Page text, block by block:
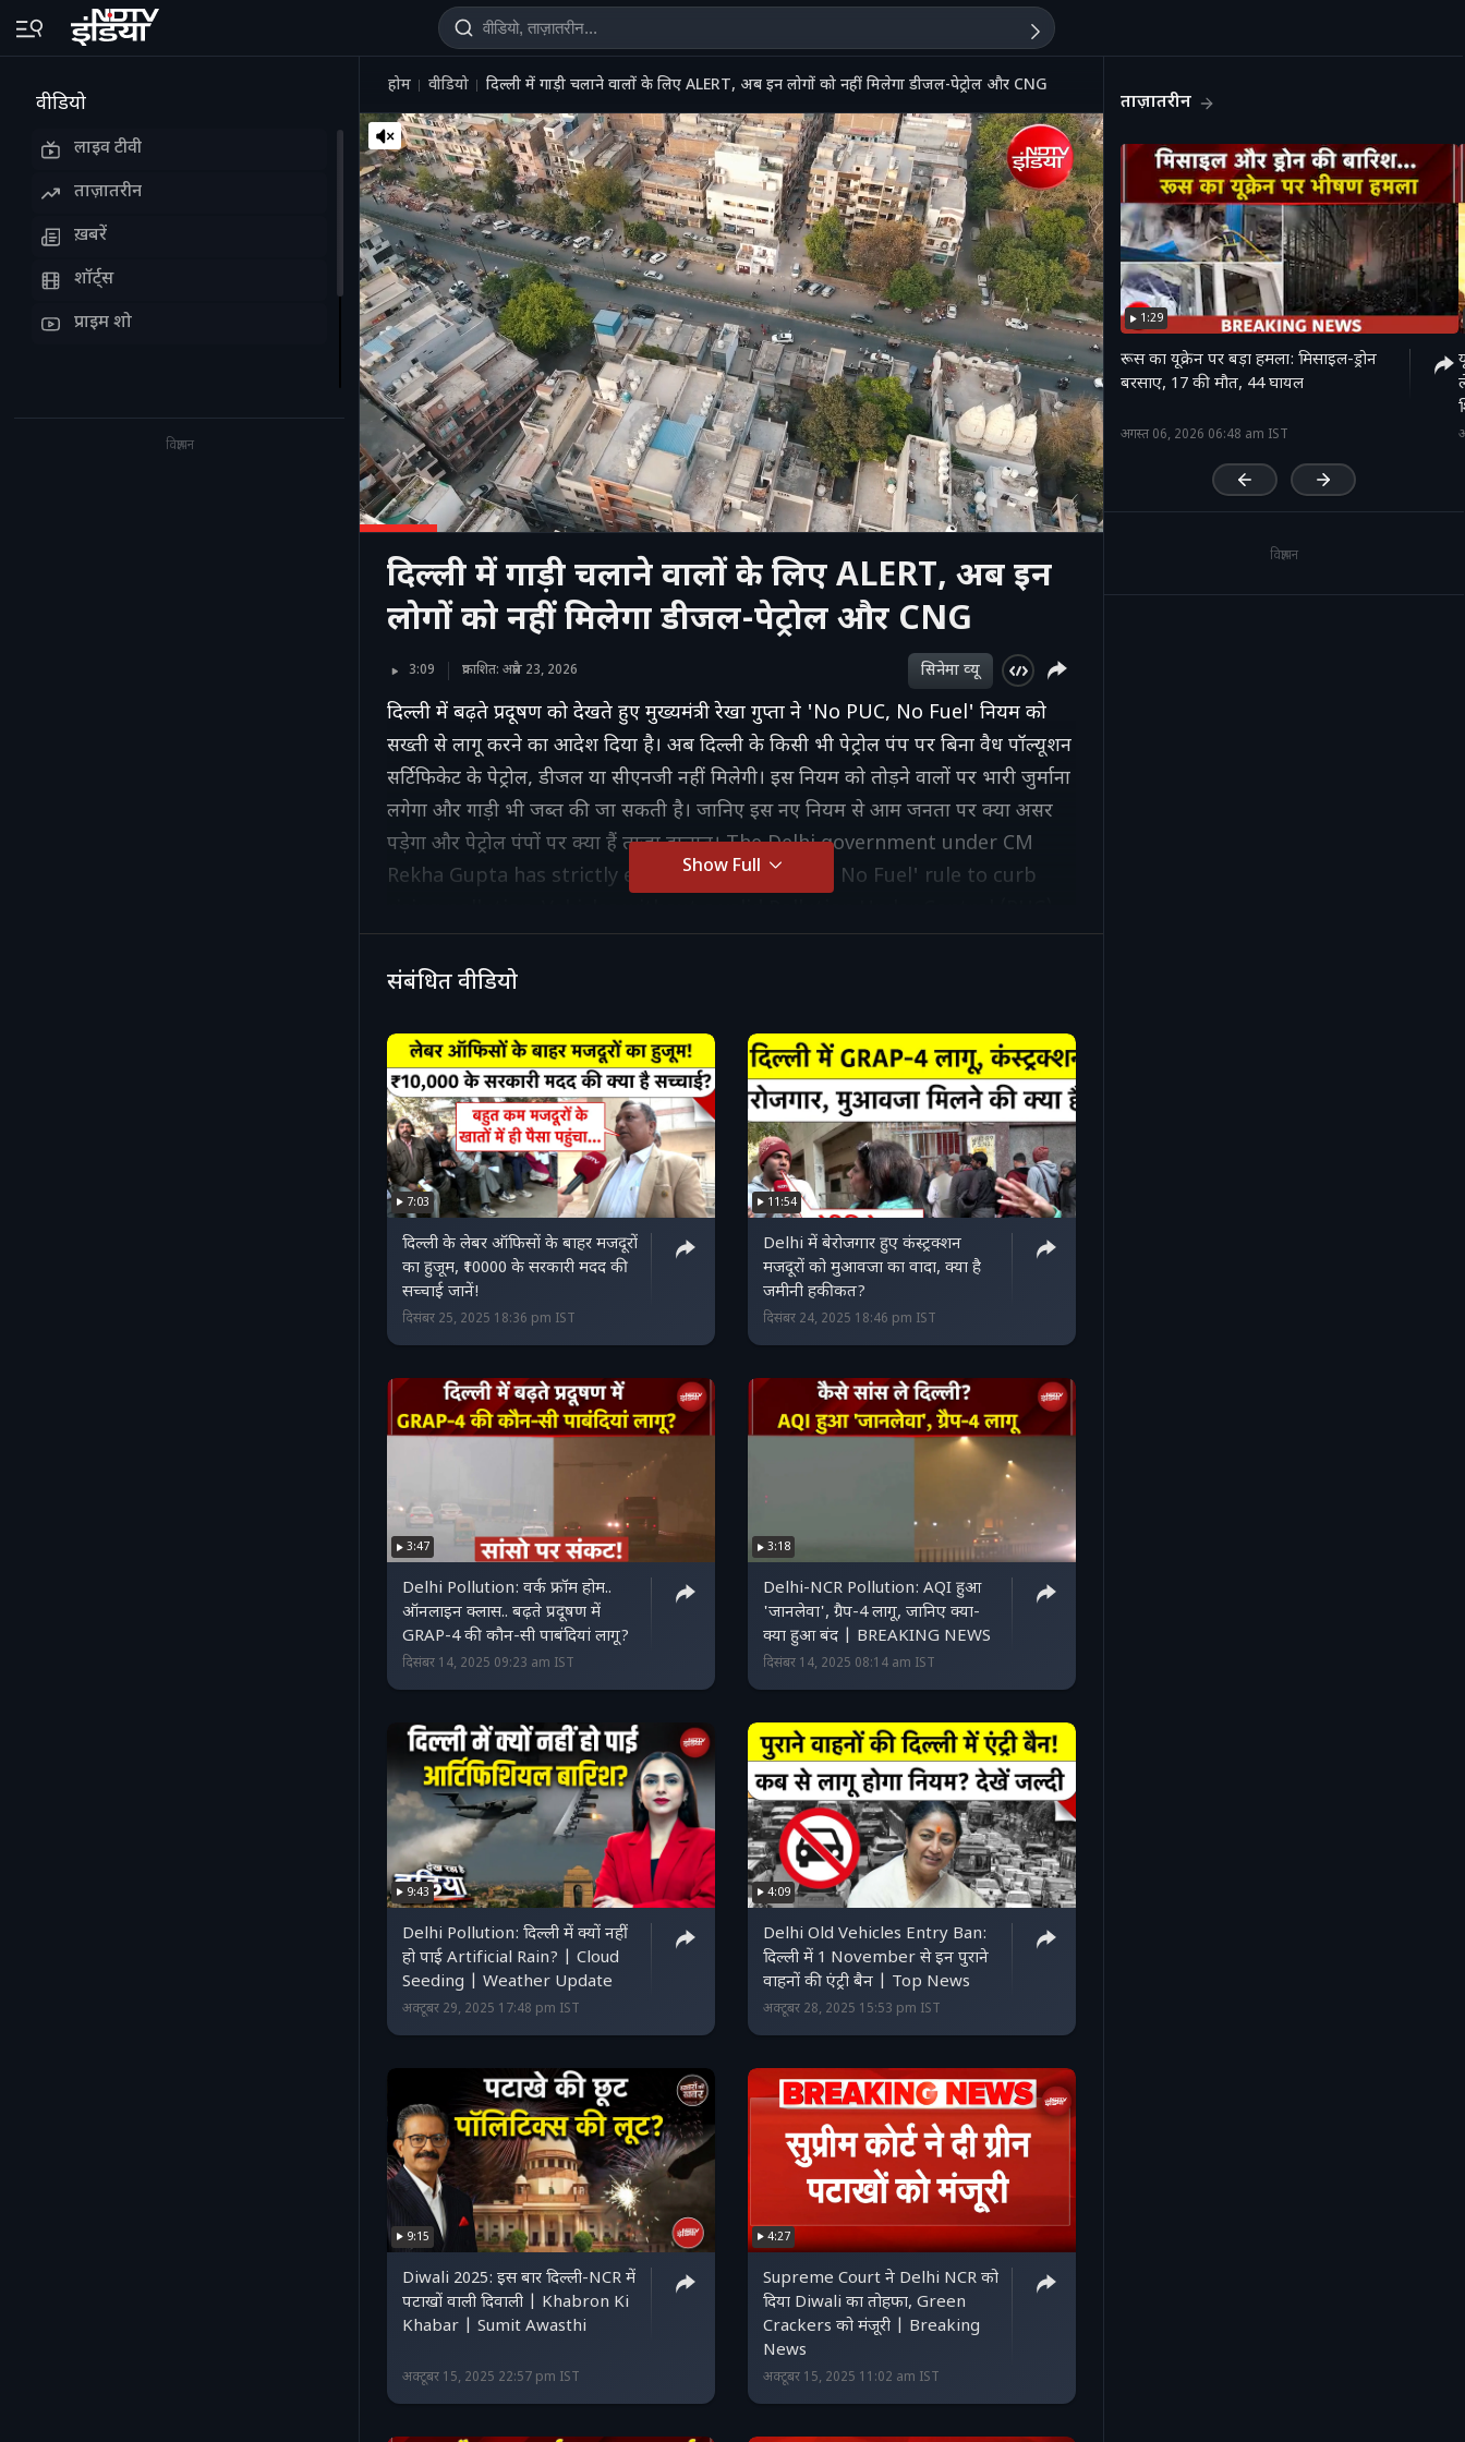
वीडियो
लाइव टीवी
ताज़ातरीन
ख़बरें
शॉर्ट्स
प्राइम शो
विज्ञापन
होम वीडियो दिल्ली में गाड़ी चलाने वालों के लिए ALERT, अब इन लोगों को नहीं मिलेगा डीजल-पेट्रोल और CNG
'
दिल्ली में गाड़ी चलाने वालों के लिए ALERT, अब इन
लोगों को नहीं मिलेगा डीजल-पेट्रोल और CNG
3:09 प्रकाशित: अप्रैल 23, 2026 सिनेमा व्‍यू
दिल्ली में बढ़ते प्रदूषण को देखते हुए मुख्यमंत्री रेखा गुप्ता ने 'No PUC, No Fuel' नियम को
सख्ती से लागू करने का आदेश दिया है। अब दिल्ली के किसी भी पेट्रोल पंप पर बिना वैध पॉल्यूशन
सर्टिफिकेट के पेट्रोल, डीजल या सीएनजी नहीं मिलेगी। इस नियम को तोड़ने वालों पर भारी जुर्माना
लगेगा और गाड़ी भी जब्त की जा सकती है। जानिए इस नए नियम से आम जनता पर क्या असर
पड़ेगा और पेट्रोल पंपों पर क्या हैं ताजा हालात। The Delhi government under CM
Rekha Gupta has strictly enforced the 'No PUC, No Fuel' rule to curb
certificate will not be provided with petrol, diesel, CNG, or LPG at any
fuel station in the capital. This video covers the latest guidelines, the
of non-compliance. Stay updated with NDTV India. #DelhiPollution
#NoPUCNoFuel #DelhiNews #RekhaGupta #TrafficRules #AirPollution
#ndtvindia
Show Full
संबंधित वीडियो
7:03
दिल्ली के लेबर ऑफिसों के बाहर मजदूरों
का हुजूम, ₹10000 के सरकारी मदद की
सच्चाई जानें!
दिसंबर 25, 2025 18:36 pm IST
11:54
Delhi में बेरोजगार हुए कंस्ट्रक्शन
मजदूरों को मुआवजा का वादा, क्या है
जमीनी हकीकत?
दिसंबर 24, 2025 18:46 pm IST
3:47
Delhi Pollution: वर्क फ्रॉम होम..
ऑनलाइन क्‍लास.. बढ़ते प्रदूषण में
GRAP-4 की कौन-सी पाबंदियां लागू?
दिसंबर 14, 2025 09:23 am IST
3:18
Delhi-NCR Pollution: AQI हुआ
'जानलेवा', ग्रैप-4 लागू, जानिए क्या-
क्या हुआ बंद | BREAKING NEWS
दिसंबर 14, 2025 08:14 am IST
9:43
Delhi Pollution: दिल्ली में क्यों नहीं
हो पाई Artificial Rain? | Cloud
Seeding | Weather Update
अक्टूबर 29, 2025 17:48 pm IST
4:09
Delhi Old Vehicles Entry Ban:
दिल्ली में 1 November से इन पुराने
वाहनों की एंट्री बैन | Top News
अक्टूबर 28, 2025 15:53 pm IST
9:15
Diwali 2025: इस बार दिल्ली-NCR में
पटाखों वाली दिवाली | Khabron Ki
Khabar | Sumit Awasthi
अक्टूबर 15, 2025 22:57 pm IST
4:27
Supreme Court ने Delhi NCR को
दिया Diwali का तोहफा, Green
Crackers को मंजूरी | Breaking
News
अक्टूबर 15, 2025 11:02 am IST
ताज़ातरीन
1:29
रूस का यूक्रेन पर बड़ा हमला: मिसाइल-ड्रोन
बरसाए, 17 की मौत, 44 घायल
अगस्त 06, 2026 06:48 am IST
विज्ञापन